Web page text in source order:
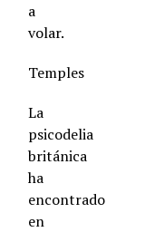
a
volar.
Temples
La
psicodelia
británica
ha
encontrado
en